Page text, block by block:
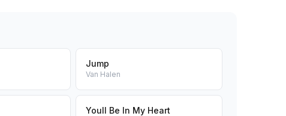
Jump
Van Halen
Youll Be In My Heart